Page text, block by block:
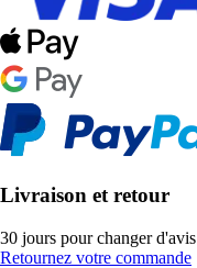
Livraison et retour
30 jours pour changer d'avis
Retournez votre commande